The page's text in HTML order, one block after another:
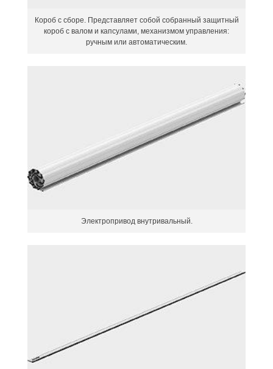
Короб с сборе. Представляет собой собранный защитный
короб с валом и капсулами, механизмом управления:
ручным или автоматическим.
Электропривод внутривальный.